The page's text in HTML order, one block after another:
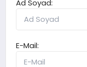
Ad Soyad:
E-Mail: